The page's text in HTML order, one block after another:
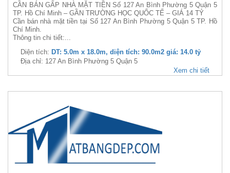
CẦN BÁN GẤP NHÀ MẶT TIỀN Số 127 An Bình Phường 5 Quận 5
TP. Hồ Chí Minh – GẦN TRƯỜNG HỌC QUỐC TẾ – GIÁ 14 TỶ
Cần bán nhà mặt tiền tại Số 127 An Bình Phường 5 Quận 5 TP. Hồ
Chí Minh.
Thông tin chi tiết:...
Diện tích: DT: 5.0m x 18.0m, diện tích: 90.0m2 giá: 14.0 tỷ
Địa chỉ: 127 An Bình Phường 5 Quận 5
Xem chi tiết